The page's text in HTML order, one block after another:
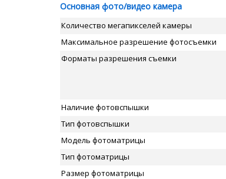
Основная фото/видео камера
Количество мегапикселей камеры
Максимальное разрешение фотосъемки
Форматы разрешения съемки
Наличие фотовспышки
Тип фотовспышки
Модель фотоматрицы
Тип фотоматрицы
Размер фотоматрицы